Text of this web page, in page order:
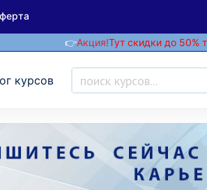
👉Акция!Тут скидки до 50%
курсов